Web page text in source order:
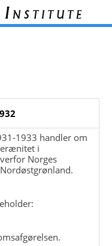
Institute
1933 handler om
i
Norges